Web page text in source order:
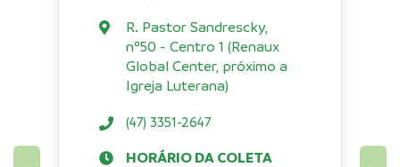
R. Pastor Sandrescky,
nº50 - Centro 1 (Renaux
Global Center, próximo a
Igreja Luterana)
(47) 3351-2647
HORÁRIO DA COLETA